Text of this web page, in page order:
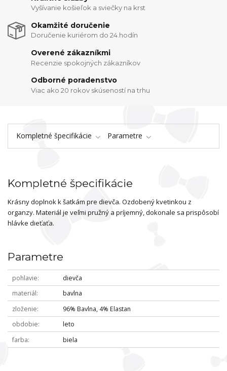
Vyšívanie košieľok a sviečky na krst
Okamžité doručenie
Doručenie kuriérom do 24.hodín
Overené zákazníkmi
Recenzie spokojných zákazníkov
Odborné poradenstvo
Viac ako 20 rokov skúseností na trhu
Kompletné špecifikácie Parametre
Kompletné špecifikácie
Krásny doplnok k šatkám pre dievča. Ozdobený kvetinkou z
organzy. Materiál je veľmi pružný a príjemný, dokonale sa prispôsobí
hlávke dieťaťa.
Parametre
pohlavie
dievča
materiál
bavlna
zloženie
96% Bavlna, 4% Elastan
obdobie
leto
farba
biela